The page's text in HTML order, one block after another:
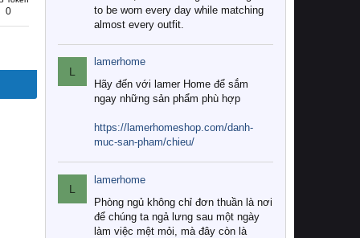
0
to be worn every day while matching
almost every outfit.
L
lamerhome
Hãy đến với lamer Home để sắm
ngay những sản phẩm phù hợp
https://lamerhomeshop.com/danh-
muc-san-pham/chieu/
L
lamerhome
Phòng ngủ không chỉ đơn thuần là nơi
để chúng ta ngả lưng sau một ngày
làm việc mệt mỏi, mà đây còn là